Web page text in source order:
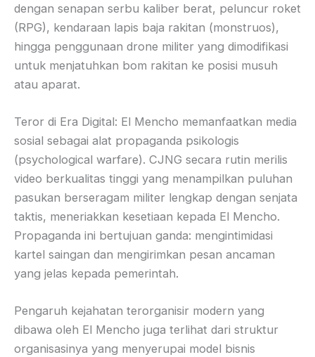
dengan senapan serbu kaliber berat, peluncur roket
(RPG), kendaraan lapis baja rakitan (monstruos),
hingga penggunaan drone militer yang dimodifikasi
untuk menjatuhkan bom rakitan ke posisi musuh
atau aparat.
Teror di Era Digital: El Mencho memanfaatkan media
sosial sebagai alat propaganda psikologis
(psychological warfare). CJNG secara rutin merilis
video berkualitas tinggi yang menampilkan puluhan
pasukan berseragam militer lengkap dengan senjata
taktis, meneriakkan kesetiaan kepada El Mencho.
Propaganda ini bertujuan ganda: mengintimidasi
kartel saingan dan mengirimkan pesan ancaman
yang jelas kepada pemerintah.
Pengaruh kejahatan terorganisir modern yang
dibawa oleh El Mencho juga terlihat dari struktur
organisasinya yang menyerupai model bisnis